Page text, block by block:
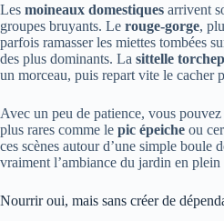
Les moineaux domestiques arrivent
groupes bruyants. Le rouge-gorge,
parfois ramasser les miettes tombées
des plus dominants. La sittelle
un morceau, puis repart vite le cacher
Avec un peu de patience, vous
plus rares comme le pic épeiche ou
ces scènes autour d’une simple boule
vraiment l’ambiance du jardin en plein
Nourrir oui, mais sans créer de